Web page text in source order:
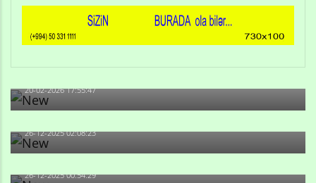
Qulu Məhərrəmli: Sosial şəbəkələrdə söyüş niyə artıb?
20-02-2026 17:55:47
Məni bura NAZİR GÖNDƏRİB - 1937-ci ildən fəaliyyətdə
olan və...
26-12-2025 02:08:23
-Ay qız, sən məhkəməni udmayacaqsan... Sən bilirsən
də, məni...
26-12-2025 00:54:29